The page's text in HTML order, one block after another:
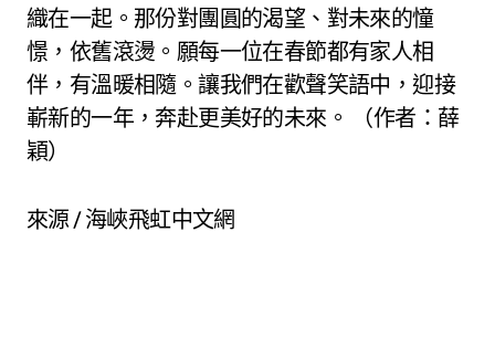
織在一起。那份對團圓的渴望、對未來的憧
憬，依舊滾燙。願每一位在春節都有家人相
伴，有溫暖相隨。讓我們在歡聲笑語中，迎接
嶄新的一年，奔赴更美好的未來。 （作者：薛
穎）
來源 / 海峽飛虹中文網